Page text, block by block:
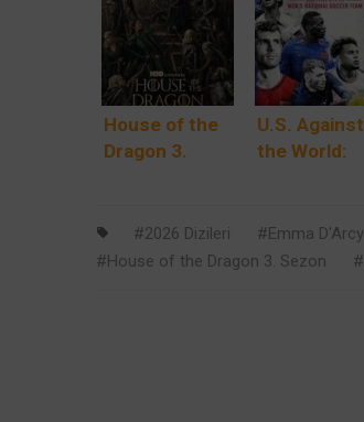
House of the
Dragon 3.
HBO’da:
Ejderhaların
U.S. Against
the World:
Öncesi
USMNT’nin
2026 Dizileri Emma D'Arcy
House of the Dragon 3. Sezon